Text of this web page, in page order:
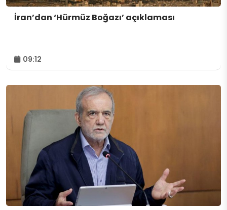
İran’dan ‘Hürmüz Boğazı’ açıklaması
09:12